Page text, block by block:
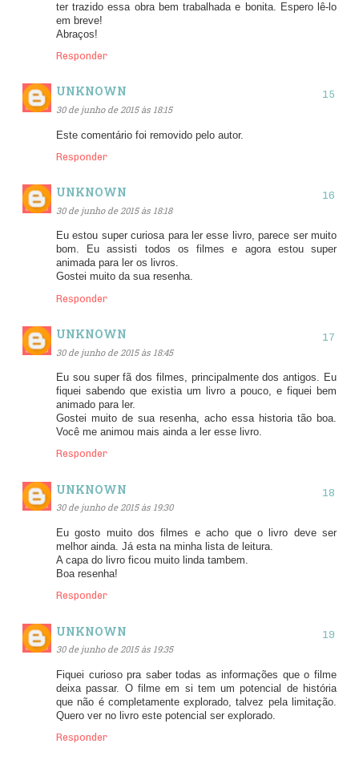
ter trazido essa obra bem trabalhada e bonita. Espero lê-lo
em breve!
Abraços!
Responder
UNKNOWN
30 de junho de 2015 às 18:15
Este comentário foi removido pelo autor.
Responder
UNKNOWN
30 de junho de 2015 às 18:18
Eu estou super curiosa para ler esse livro, parece ser muito
bom. Eu assisti todos os filmes e agora estou super
animada para ler os livros.
Gostei muito da sua resenha.
Responder
UNKNOWN
30 de junho de 2015 às 18:45
Eu sou super fã dos filmes, principalmente dos antigos. Eu
fiquei sabendo que existia um livro a pouco, e fiquei bem
animado para ler.
Gostei muito de sua resenha, acho essa historia tão boa.
Você me animou mais ainda a ler esse livro.
Responder
UNKNOWN
30 de junho de 2015 às 19:30
Eu gosto muito dos filmes e acho que o livro deve ser
melhor ainda. Já esta na minha lista de leitura.
A capa do livro ficou muito linda tambem.
Boa resenha!
Responder
UNKNOWN
30 de junho de 2015 às 19:35
Fiquei curioso pra saber todas as informações que o filme
deixa passar. O filme em si tem um potencial de história
que não é completamente explorado, talvez pela limitação.
Quero ver no livro este potencial ser explorado.
Responder